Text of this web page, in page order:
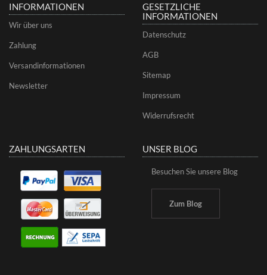
INFORMATIONEN
Wir über uns
Zahlung
Versandinformationen
Newsletter
GESETZLICHE
INFORMATIONEN
Datenschutz
AGB
Sitemap
Impressum
Widerrufsrecht
ZAHLUNGSARTEN UNSER BLOG
Besuchen Sie unsere Blog
Zum Blog